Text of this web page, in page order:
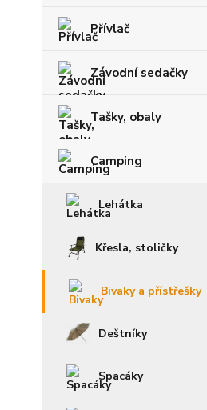
Přívlač
Závodní sedačky
Tašky, obaly
Camping
Lehátka
Křesla, stoličky
Bivaky a přístřešky
Deštníky
Spacáky